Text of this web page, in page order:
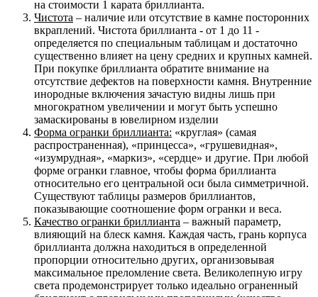
на стоимости 1 карата бриллианта.
Чистота – наличие или отсутствие в камне посторонних
вкраплений. Чистота бриллианта - от 1 до 11 -
определяется по специальным таблицам и достаточно
существенно влияет на цену средних и крупных камней.
При покупке бриллианта обратите внимание на
отсутствие дефектов на поверхности камня. Внутренние
инородные включения зачастую видны лишь при
многократном увеличении и могут быть успешно
замаскированы в ювелирном изделии
Форма огранки бриллианта: «круглая» (самая
распространенная), «принцесса», «грушевидная»,
«изумрудная», «маркиз», «сердце» и другие. При любой
форме огранки главное, чтобы форма бриллианта
относительно его центральной оси была симметричной.
Существуют таблицы размеров бриллиантов,
показывающие соотношение форм огранки и веса.
Качество огранки бриллианта – важный параметр,
влияющий на блеск камня. Каждая часть, грань корпуса
бриллианта должна находиться в определенной
пропорции относительно других, организовывая
максимальное преломление света. Великолепную игру
света продемонстрирует только идеально ограненный